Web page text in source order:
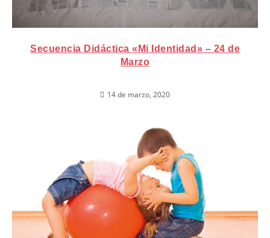
Secuencia Didáctica «Mi Identidad» – 24 de
Marzo
14 de marzo, 2020